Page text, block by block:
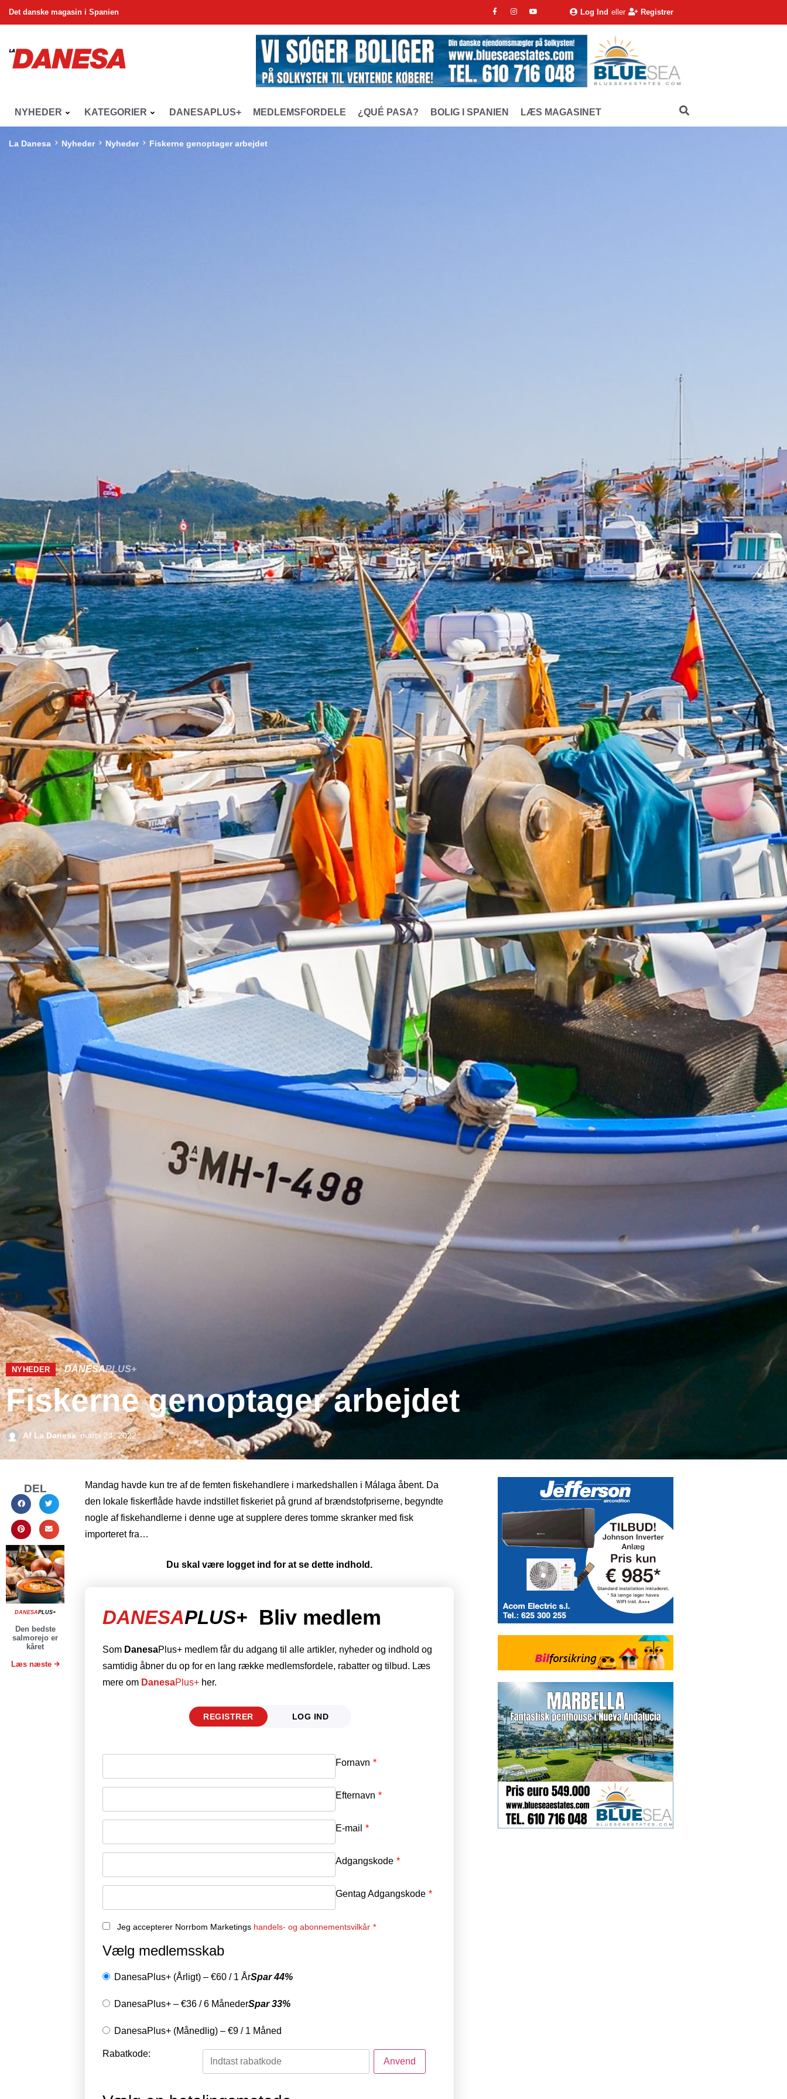
Det danske magasin i Spanien Log Ind eller Registrer
NYHEDER KATEGORIER DANESAPLUS+ MEDLEMSFORDELE ¿QUÉ PASA? BOLIG I SPANIEN LÆS MAGASINET
La Danesa Nyheder Nyheder Fiskerne genoptager arbejdet
NYHEDER DANESAPLUS+
Fiskerne genoptager arbejdet
Af La Danesa marts 24, 2022
DEL
DANESAPLUS+
Den bedste
salmorejo er
kåret
Læs næste
Mandag havde kun tre af de femten fiskehandlere i markedshallen i Málaga åbent. Da
den lokale fiskerflåde havde indstillet fiskeriet på grund af brændstofpriserne, begyndte
nogle af fiskehandlerne i denne uge at supplere deres tomme skranker med fisk
importeret fra…
Du skal være logget ind for at se dette indhold.
DANESAPLUS+ Bliv medlem
Som DanesaPlus+ medlem får du adgang til alle artikler, nyheder og indhold og
samtidig åbner du op for en lang række medlemsfordele, rabatter og tilbud. Læs
mere om DanesaPlus+ her.
REGISTRER LOG IND
Fornavn *
Efternavn *
E-mail *
Adgangskode *
Gentag Adgangskode *
Jeg accepterer Norrbom Marketings handels- og abonnementsvilkår *
Vælg medlemsskab
DanesaPlus+ (Årligt) – €60 / 1 ÅrSpar 44%
DanesaPlus+ – €36 /6 MånederSpar 33%
DanesaPlus+ (Månedlig) – €9 / 1 Måned
Rabatkode:
E-mail
Adgangskode